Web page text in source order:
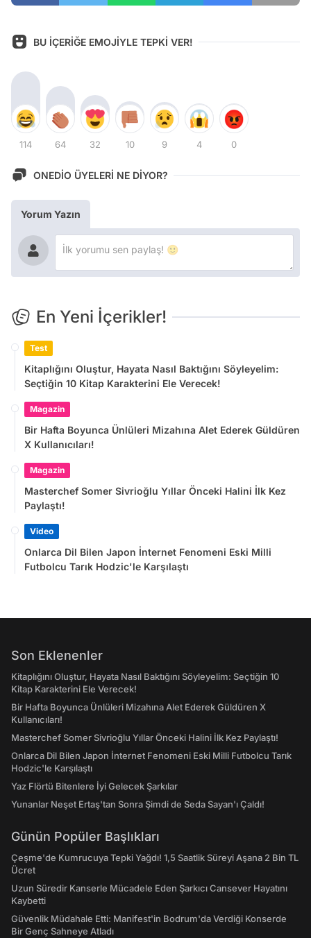
BU İÇERİĞE EMOJİYLE TEPKİ VER!
114 64 32 10 9 4 0
ONEDİO ÜYELERİ NE DİYOR?
Yorum Yazın
En Yeni İçerikler!
Test
Kitaplığını Oluştur, Hayata Nasıl Baktığını Söyleyelim:
Seçtiğin 10 Kitap Karakterini Ele Verecek!
Magazin
Bir Hafta Boyunca Ünlüleri Mizahına Alet Ederek Güldüren
X Kullanıcıları!
Magazin
Masterchef Somer Sivrioğlu Yıllar Önceki Halini İlk Kez
Paylaştı!
Video
Onlarca Dil Bilen Japon İnternet Fenomeni Eski Milli
Futbolcu Tarık Hodzic'le Karşılaştı
Son Eklenenler
Kitaplığını Oluştur, Hayata Nasıl Baktığını Söyleyelim: Seçtiğin 10
Kitap Karakterini Ele Verecek!
Bir Hafta Boyunca Ünlüleri Mizahına Alet Ederek Güldüren X
Kullanıcıları!
Masterchef Somer Sivrioğlu Yıllar Önceki Halini İlk Kez Paylaştı!
Onlarca Dil Bilen Japon İnternet Fenomeni Eski Milli Futbolcu Tarık
Hodzic'le Karşılaştı
Yaz Flörtü Bitenlere İyi Gelecek Şarkılar
Yunanlar Neşet Ertaş'tan Sonra Şimdi de Seda Sayan'ı Çaldı!
Günün Popüler Başlıkları
Çeşme'de Kumrucuya Tepki Yağdı! 1,5 Saatlik Süreyi Aşana 2 Bin TL
Ücret
Uzun Süredir Kanserle Mücadele Eden Şarkıcı Cansever Hayatını
Kaybetti
Güvenlik Müdahale Etti: Manifest'in Bodrum'da Verdiği Konserde
Bir Genç Sahneye Atladı